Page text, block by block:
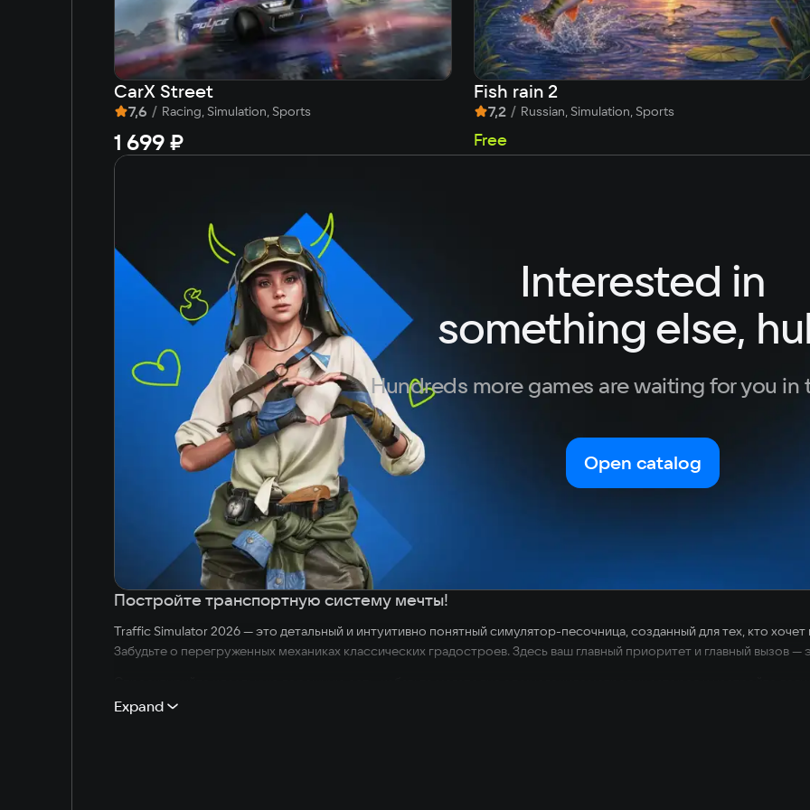
500 МБ 1 ГБ
CarX Street
7,6 / Racing, Simulation, Sports
1 699 ₽
Fish rain 2
7,2 / Russian, Simulation, Sports
Free
Interested in
something else,
Hundreds more games are waiting for you in
Open catalog
Постройте транспортную систему мечты!
Traffic Simulator 2026 — это детальный и интуитивно понятный симулятор-песочница, созданный для тех, кто
Забудьте о перегруженных механиках классических градостроев. Здесь ваш главный приоритет и главный вызов
работы!
Expand